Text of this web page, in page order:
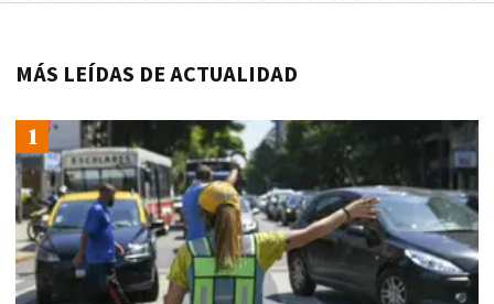
MÁS LEÍDAS DE ACTUALIDAD